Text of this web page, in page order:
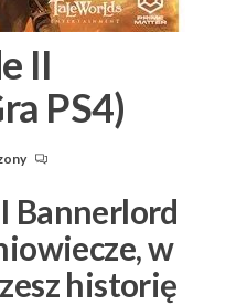
II
PS4)
Bannerlord
w
historię